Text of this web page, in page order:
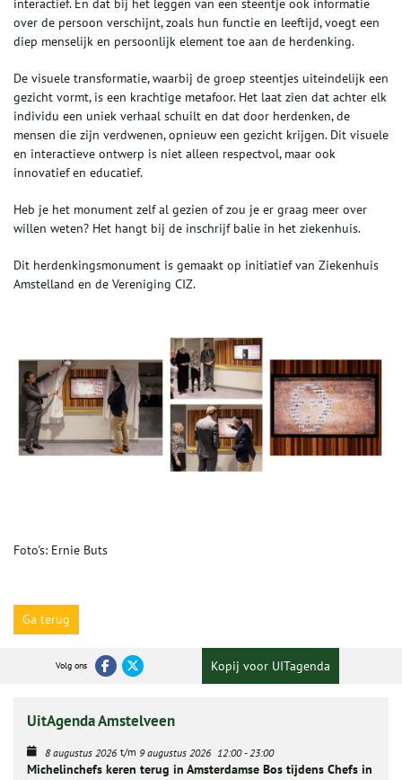
interactief. En dat bij het leggen van een steentje ook informatie
over de persoon verschijnt, zoals hun functie en leeftijd, voegt een
diep menselijk en persoonlijk element toe aan de herdenking.
De visuele transformatie, waarbij de groep steentjes uiteindelijk een
gezicht vormt, is een krachtige metafoor. Het laat zien dat achter elk
individu een uniek verhaal schuilt en dat door herdenken, de
mensen die zijn verdwenen, opnieuw een gezicht krijgen. Dit visuele
en interactieve ontwerp is niet alleen respectvol, maar ook
innovatief en educatief.
Heb je het monument zelf al gezien of zou je er graag meer over
willen weten? Het hangt bij de inschrijf balie in het ziekenhuis.
Dit herdenkingsmonument is gemaakt op initiatief van Ziekenhuis
Amstelland en de Vereniging CIZ.
Foto's: Ernie Buts
Ga terug
Volg ons Kopij voor UITagenda
UitAgenda Amstelveen
8 augustus 2026 t/m 9 augustus 2026 12:00-23:00
Michelinchefs keren terug in Amsterdamse Bos tijdens Chefs in